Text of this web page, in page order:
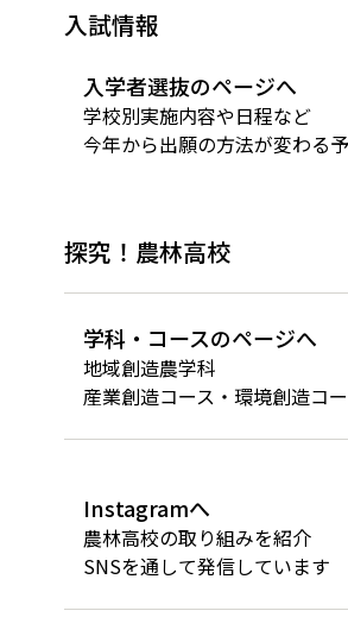
入試情報
入学者選抜のページへ
学校別実施内容や日程など
今年から出願の方法が変わる
探究！農林高校
学科・コースのページへ
地域創造農学科
産業創造コース・環境創造コ
Instagramへ
農林高校の取り組みを紹介
SNSを通して発信しています